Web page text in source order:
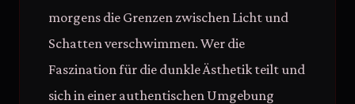
morgens die Grenzen zwischen Licht und
Schatten verschwimmen. Wer die
Faszination für die dunkle Ästhetik teilt und
sich in einer authentischen Umgebung